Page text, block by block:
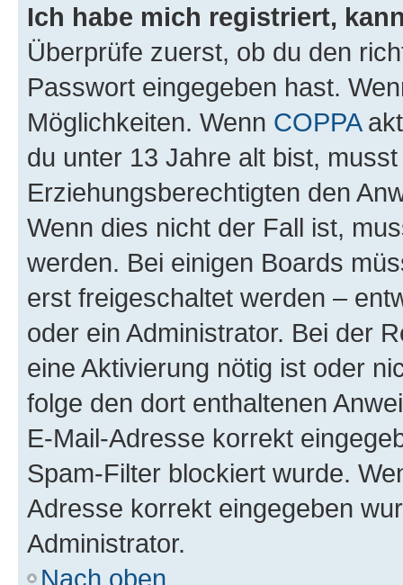
Ich habe mich registriert,
Überprüfe zuerst, ob du den
Passwort eingegeben hast.
Möglichkeiten. Wenn COPPA
du unter 13 Jahre alt bist,
Erziehungsberechtigten den
Wenn dies nicht der Fall ist,
werden. Bei einigen Boards
erst freigeschaltet werden –
oder ein Administrator. Bei der
eine Aktivierung nötig ist oder
folge den dort enthaltenen
E-Mail-Adresse korrekt
Spam-Filter blockiert wurde.
Adresse korrekt eingegeben
Administrator.
Nach oben